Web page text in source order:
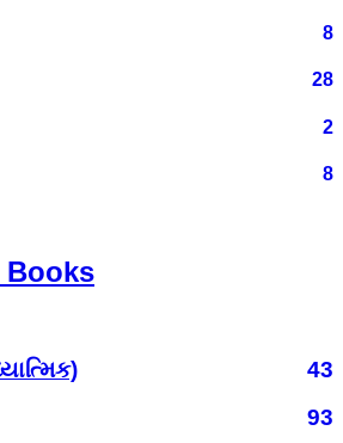
8
28
2
8
Books
43
93